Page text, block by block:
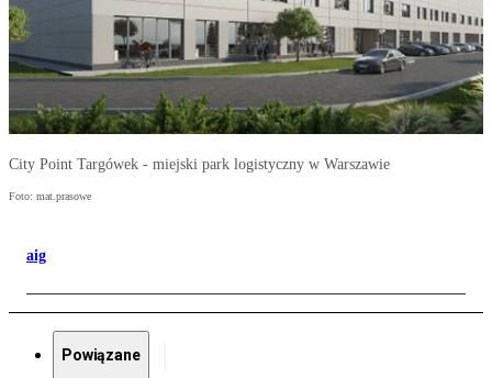
City Point Targówek - miejski park logistyczny w Warszawie
Foto: mat.prasowe
aig
Powiązane